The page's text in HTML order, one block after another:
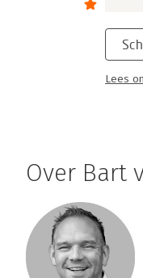
Lees
Over Bart